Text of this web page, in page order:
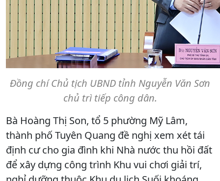
Đồng chí Chủ tịch UBND tỉnh Nguyễn Văn Sơn
chủ trì tiếp công dân.
Bà Hoàng Thị Son, tổ 5 phường Mỹ Lâm,
thành phố Tuyên Quang đề nghị xem xét tái
định cư cho gia đình khi Nhà nước thu hồi đất
để xây dựng công trình Khu vui chơi giải trí,